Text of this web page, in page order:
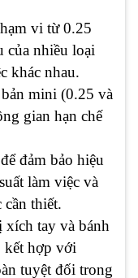
vi từ 0.25
của nhiều loại
khác nhau.
mini (0.25 và
gian hạn chế
đảm bảo hiệu
làm việc và
thiết.
xích tay và bánh
kết hợp với
tuyệt đối trong